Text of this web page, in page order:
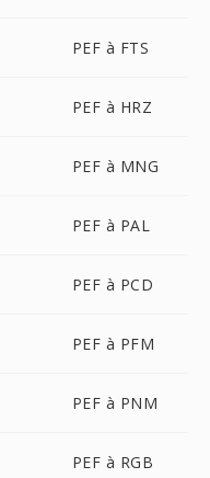
PEF à FTS
PEF à HRZ
PEF à MNG
PEF à PAL
PEF à PCD
PEF à PFM
PEF à PNM
PEF à RGB